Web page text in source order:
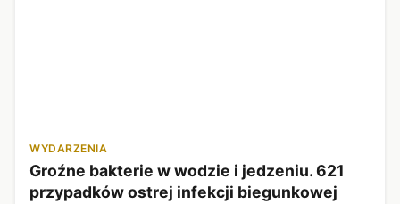
WYDARZENIA
Groźne bakterie w wodzie i jedzeniu. 621
przypadków ostrej infekcji biegunkowej